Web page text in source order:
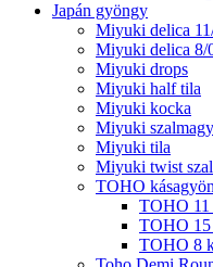
Japán gyöngy
Miyuki delica
Miyuki delica 8/
Miyuki drops
Miyuki half tila
Miyuki kocka
Miyuki
Miyuki tila
Miyuki twist
TOHO
TOHO 11
TOHO 15
TOHO 8